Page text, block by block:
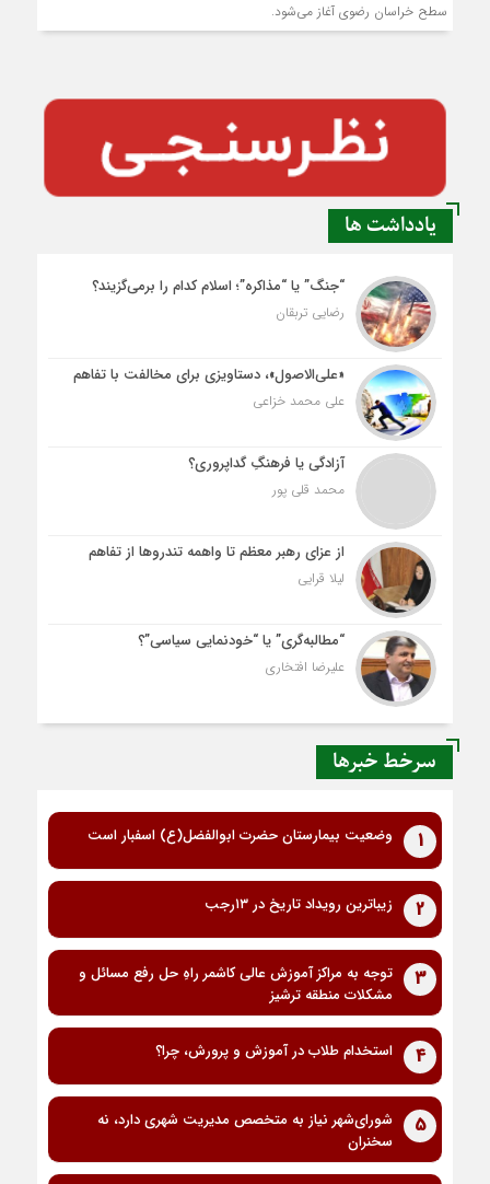
سطح خراسان رضوی آغاز می‌شود.
یادداشت ها
“جنگ” یا “مذاکره”؛ اسلام کدام را برمی‌گزیند؟
رضایی تربقان
«علی‌الاصول»، دستاویزی برای مخالفت با تفاهم
علی محمد خزاعی
آزادگی یا فرهنگِ گداپروری؟
محمد قلی پور
از عزای رهبر معظم تا واهمه تندروها از تفاهم
لیلا قرایی
“مطالبه‌گری” یا “خودنمایی سیاسی”؟
علیرضا افتخاری
سرخط خبرها
1 وضعیت بیمارستان حضرت ابوالفضل(ع) اسفبار است
2 زیباترین رویداد تاریخ در ۱۳رجب
3
توجه به مراکز آموزش عالی کاشمر راهِ حل رفع مسائل و
مشکلات منطقه ترشیز
4 استخدام طلاب در آموزش و پرورش، چرا؟
5
شورای‌شهر نیاز به متخصص مدیریت شهری دارد، نه
سخنران